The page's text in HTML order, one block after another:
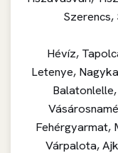
Hévíz,
Letenye,
Fehérgyarmat,
Várpalota,